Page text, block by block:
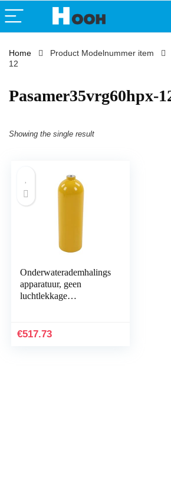
Home Product Modelnummer item
12
‎Pasamer35vrg60hpx-
Showing the single result
Onderwaterademhalings
apparatuur, geen
luchtlekkage
€517.73